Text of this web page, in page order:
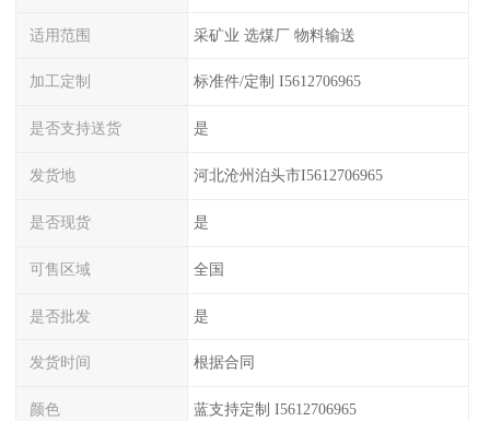
适用范围 采矿业 选煤厂 物料输送
加工定制 标准件/定制 I5612706965
是否支持送货 是
发货地 河北沧州泊头市I5612706965
是否现货 是
可售区域 全国
是否批发 是
发货时间 根据合同
颜色 蓝支持定制 I5612706965